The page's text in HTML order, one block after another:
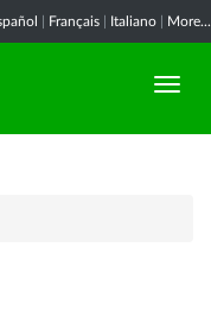
Français Italiano More...